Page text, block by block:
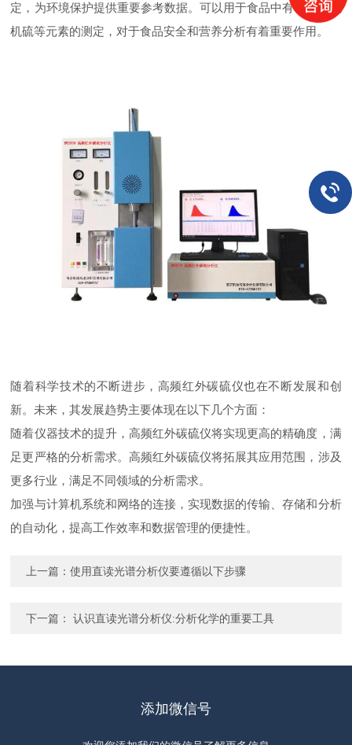
定，为环境保护提供重要参考数据。可以用于食品中有机碳和无
机硫等元素的测定，对于食品安全和营养分析有着重要作用。
随着科学技术的不断进步，高频红外碳硫仪也在不断发展和创
新。未来，其发展趋势主要体现在以下几个方面：
随着仪器技术的提升，高频红外碳硫仪将实现更高的精确度，满
足更严格的分析需求。高频红外碳硫仪将拓展其应用范围，涉及
更多行业，满足不同领域的分析需求。
加强与计算机系统和网络的连接，实现数据的传输、存储和分析
的自动化，提高工作效率和数据管理的便捷性。
上一篇：使用直读光谱分析仪要遵循以下步骤
下一篇：认识直读光谱分析仪:分析化学的重要工具
添加微信号